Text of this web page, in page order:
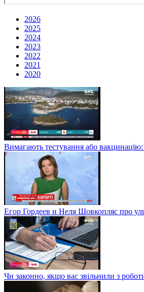
2026
2025
2024
2023
2022
2021
2020
Вимагають тестування або
Егор Гордеев и Неля Шовкопляс про
Чи законно, якщо вас звільнили з